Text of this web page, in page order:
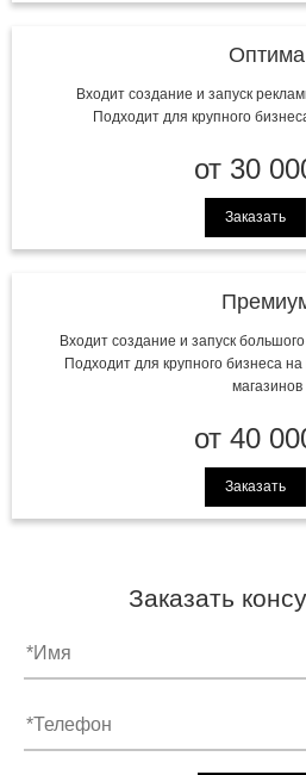
Оптима
Входит создание и запуск
Подходит для крупного
от 30
Заказать
Входит создание и запуск
Подходит для крупного бизнеса
магазинов
от 40
Заказать
Заказать